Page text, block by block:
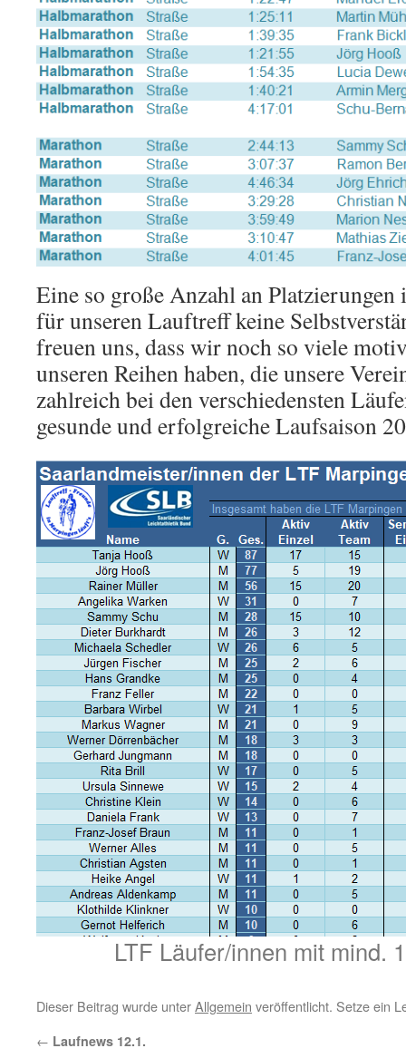
Eine so große Anzahl an
für unseren Lauftreff keine
freuen uns, dass wir noch so viele
unseren Reihen haben, die unsere
zahlreich bei den verschiedensten
gesunde und erfolgreiche Laufsaison
LTF Läufer/innen mit mind.
Dieser Beitrag wurde unterAllgemein veröffentlicht. Setze ein
← Laufnews 12.1.